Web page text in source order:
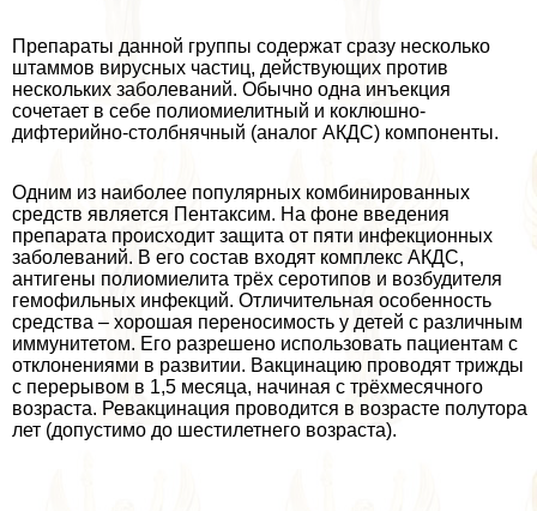
Препараты данной группы содержат сразу несколько
штаммов вирусных частиц, действующих против
нескольких заболеваний. Обычно одна инъекция
сочетает в себе полиомиелитный и коклюшно-
дифтерийно-столбнячный (аналог АКДС) компоненты.
Одним из наиболее популярных комбинированных
средств является Пентаксим. На фоне введения
препарата происходит защита от пяти инфекционных
заболеваний. В его состав входят комплекс АКДС,
антигены полиомиелита трёх серотипов и возбудителя
гемофильных инфекций. Отличительная особенность
средства – хорошая переносимость у детей с различным
иммунитетом. Его разрешено использовать пациентам с
отклонениями в развитии. Вакцинацию проводят трижды
с перерывом в 1,5 месяца, начиная с трёхмecячного
возраста. Ревакцинация проводится в возрасте полутора
лет (допустимо до шестилетнего возраста).